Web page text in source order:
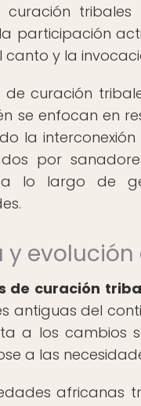
curación
participación
canto y la
de curación
se enfocan en
la
por
lo largo de
y
de curación
antiguas del
a los cambios
a las
africanas